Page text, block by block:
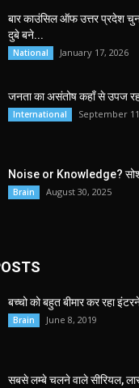
बार काउंसिल ऑफ उत्तर प्रदेश
दुबे बने...
National January 17, 2026
जनता का असंतोष कहाँ से उपज
International September
Noise or Knowledge? सोशल
Brain August 30, 2025
बच्चो को बहुत बीमार कर रहा
Brain June 8, 2019
सबसे लम्बे चलने वाले सीरियल,